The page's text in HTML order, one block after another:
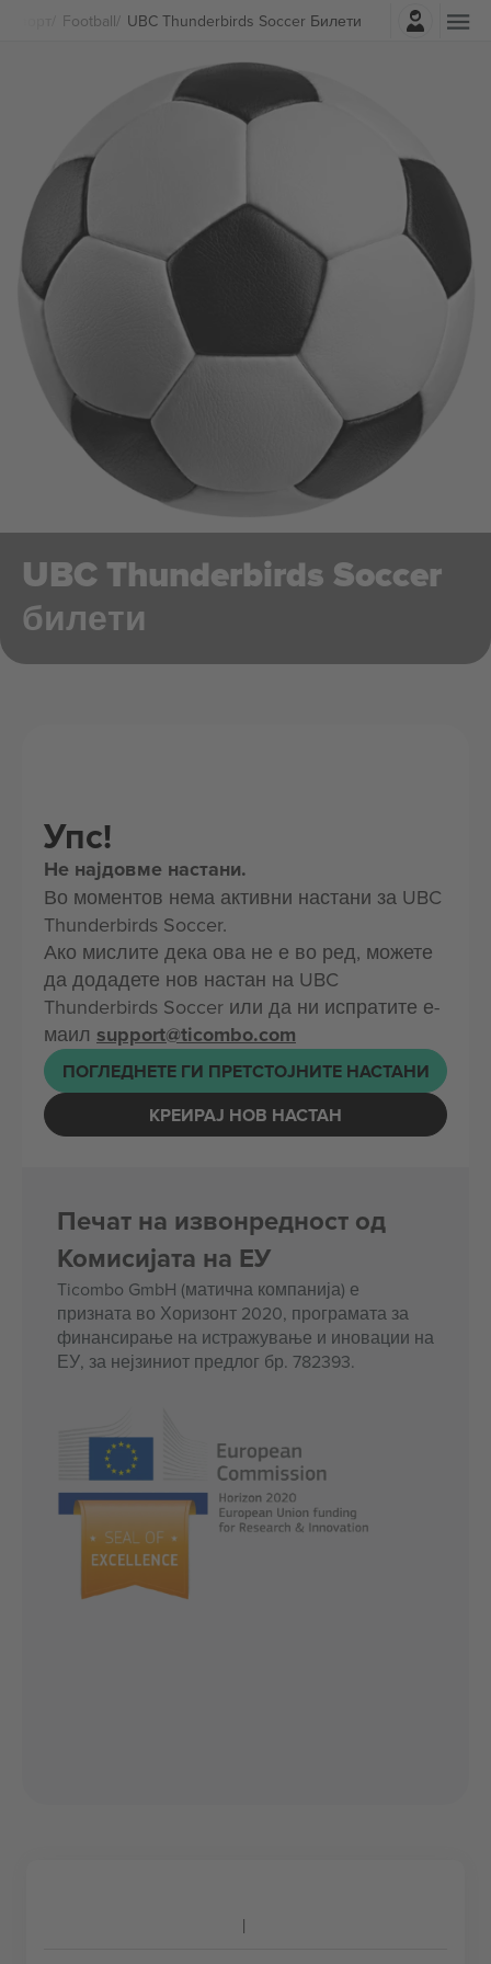
Football UBC Thunderbirds Soccer Билети
Најави се
UBC Thunderbirds Soccer
билети
Упс!
Не најдовме настани.
Во моментов нема активни настани за UBC
Thunderbirds Soccer.
Ако мислите дека ова не е во ред, можете
да додадете нов настан на UBC
Thunderbirds Soccer или да ни испратите е-
маил support@ticombo.com
ПОГЛЕДНЕТЕ ГИ ПРЕТСТОЈНИТЕ НАСТАНИ
КРЕИРАЈ НОВ НАСТАН
Печат на извонредност од
Комисијата на ЕУ
Ticombo GmbH (матична компанија) е
призната во Хоризонт 2020, програмата за
финансирање на истражување и иновации на
ЕУ, за нејзиниот предлог бр. 782393.